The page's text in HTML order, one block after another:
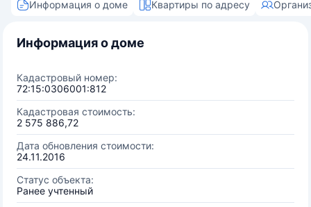
Информация о доме Квартиры по адресу
Информация о доме
Кадастровый номер:
72:15:0306001:812
Кадастровая стоимость:
2 575 886,72
Дата обновления стоимости:
24.11.2016
Статус объекта:
Ранее учтенный